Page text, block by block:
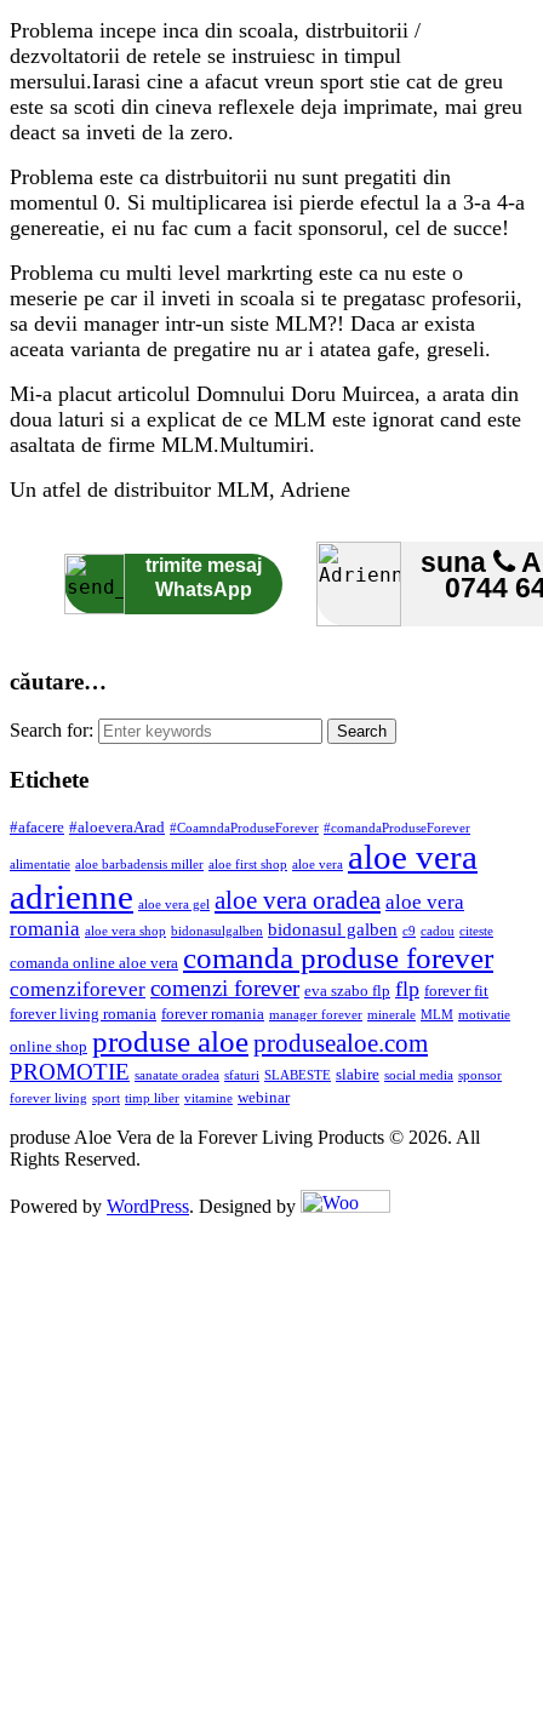
Problema incepe inca din scoala, distrbuitorii /
dezvoltatorii de retele se instruiesc in timpul
mersului.Iarasi cine a afacut vreun sport stie cat de greu
este sa scoti din cineva reflexele deja imprimate, mai greu
deact sa inveti de la zero.
Problema este ca distrbuitorii nu sunt pregatiti din
momentul 0. Si multiplicarea isi pierde efectul la a 3-a 4-a
genereatie, ei nu fac cum a facit sponsorul, cel de succe!
Problema cu multi level markrting este ca nu este o
meserie pe car il inveti in scoala si te pregatasc profesorii,
sa devii manager intr-un siste MLM?! Daca ar exista
aceata varianta de pregatire nu ar i atatea gafe, greseli.
Mi-a placut articolul Domnului Doru Muircea, a arata din
doua laturi si a explicat de ce MLM este ignorat cand este
asaltata de firme MLM.Multumiri.
Un atfel de distribuitor MLM, Adriene
trimite mesaj
WhatsApp
suna
0744
căutare…
Search for:
Etichete
#afacere #aloeveraArad #CoamndaProduseForever #comandaProduseForever
alimentatie aloe barbadensis miller aloe first shop aloe vera aloe vera
adrienne aloe vera gel aloe vera oradea aloe vera
romania aloe vera shop bidonasulgalben bidonasul galben c9 cadou citeste
comanda online aloe vera comanda produse forever
comenziforever comenzi forever eva szabo flp flp forever fit
forever living romania forever romania manager forever minerale MLM motivatie
online shop produse aloeprodusealoe.com
PROMOTIE sanatate oradea sfaturi SLABESTE slabire social media sponsor
forever living sport timp liber vitamine webinar
produse Aloe Vera de la Forever Living Products © 2026. All
Rights Reserved.
Powered by WordPress. Designed by